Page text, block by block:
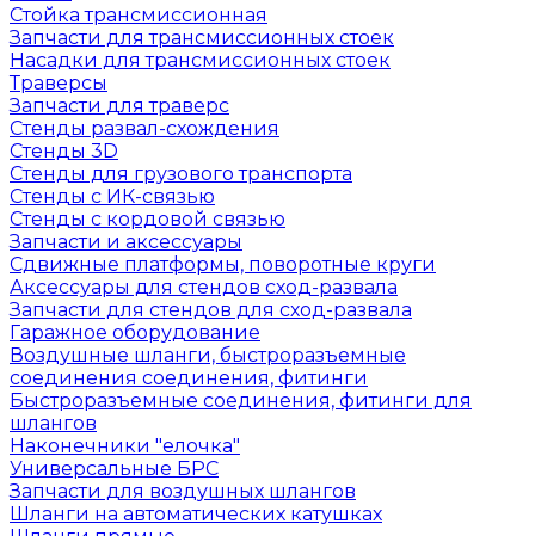
Стойка трансмиссионная
Запчасти для трансмиссионных стоек
Насадки для трансмиссионных стоек
Траверсы
Запчасти для траверс
Стенды развал-схождения
Стенды 3D
Стенды для грузового транспорта
Стенды с ИК-связью
Стенды с кордовой связью
Запчасти и аксессуары
Сдвижные платформы, поворотные круги
Аксессуары для стендов сход-развала
Запчасти для стендов для сход-развала
Гаражное оборудование
Воздушные шланги, быстроразъемные
соединения соединения, фитинги
Быстроразъемные соединения, фитинги для
шлангов
Наконечники "елочка"
Универсальные БРС
Запчасти для воздушных шлангов
Шланги на автоматических катушках